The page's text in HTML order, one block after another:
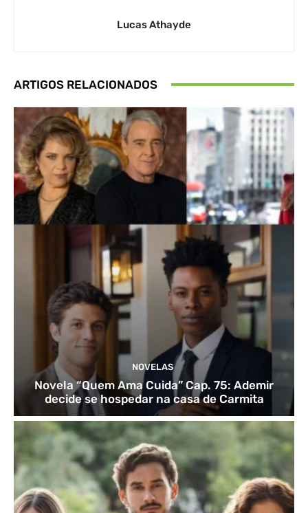
Lucas Athayde
ARTIGOS RELACIONADOS
NOVELAS
Novela “Quem Ama Cuida” Cap. 75: Ademir
decide se hospedar na casa de Carmita